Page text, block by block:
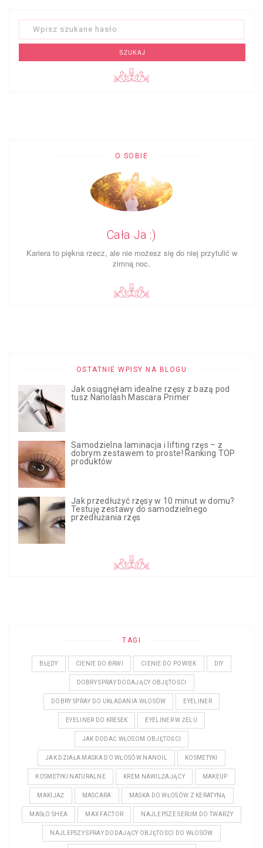
SZUKAJ
O SOBIE
Cała Ja :)
Ka­riera to piękna rzecz, ale nie możesz się do niej przy­tulić w
zimną noc.
OSTATNIE WPISY NA BLOGU
Jak osiągnęłam idealne rzęsy z bazą pod
tusz Nanolash Mascara Primer
Samodzielna laminacja i lifting rzęs – z
dobrym zestawem to proste! Ranking TOP
produktów
Jak przedłużyć rzęsy w 10 minut w domu?
Testuję zestawy do samodzielnego
przedłużania rzęs
TAGI
BŁĘDY CIENIE DO BRWI CIENIE DO POWIEK DIY
DOBRY SPRAY DODAJĄCY OBJĘTOŚCI
DOBRY SPRAY DO UKŁADANIA WŁOSÓW EYELINER
EYELINER DO KRESEK EYELINER W ŻELU
JAK DODAĆ WŁOSOM OBJĘTOŚCI
JAK DZIAŁA MASKA DO WŁOSÓW NANOIL KOSMETYKI
KOSMETYKI NATURALNE KREM NAWILŻAJĄCY MAKEUP
MAKIJAŻ MASCARA MASKA DO WŁOSÓW Z KERATYNĄ
MASŁO SHEA MAX FACTOR NAJLEPSZE SERUM DO TWARZY
NAJLEPSZY SPRAY DODAJĄCY OBJĘTOŚCI DO WŁOSÓW